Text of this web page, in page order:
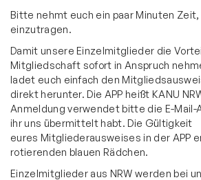
Bitte nehmt euch ein paar Minuten Zeit,
einzutragen.
Damit unsere Einzelmitglieder die
Mitgliedschaft sofort in Anspruch
ladet euch einfach den
direkt herunter. Die APP heißt KANU
Anmeldung verwendet bitte die E-Mail-
ihr uns übermittelt habt. Die Gültigkeit
eures Mitgliederausweises in der APP
rotierenden blauen Rädchen.
Einzelmitglieder aus NRW werden bei